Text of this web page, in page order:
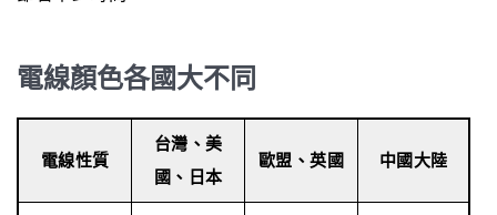
電線顏色各國大不同
電線性質
台灣、美
國、日本
歐盟、英國 中國大陸